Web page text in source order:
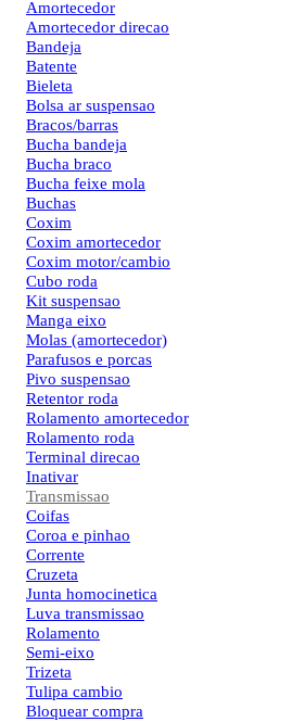
Amortecedor
Amortecedor direcao
Bandeja
Batente
Bieleta
Bolsa ar suspensao
Bracos/barras
Bucha bandeja
Bucha braco
Bucha feixe mola
Buchas
Coxim
Coxim amortecedor
Coxim motor/cambio
Cubo roda
Kit suspensao
Manga eixo
Molas (amortecedor)
Parafusos e porcas
Pivo suspensao
Retentor roda
Rolamento amortecedor
Rolamento roda
Terminal direcao
Inativar
Transmissao
Coifas
Coroa e pinhao
Corrente
Cruzeta
Junta homocinetica
Luva transmissao
Rolamento
Semi-eixo
Trizeta
Tulipa cambio
Bloquear compra